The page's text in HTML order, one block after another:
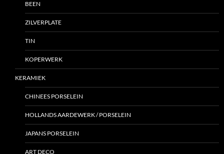
BEEN
ZILVERPLATE
TIN
KOPERWERK
KERAMIEK
CHINEES PORSELEIN
HOLLANDS AARDEWERK / PORSELEIN
JAPANS PORSELEIN
ART DECO